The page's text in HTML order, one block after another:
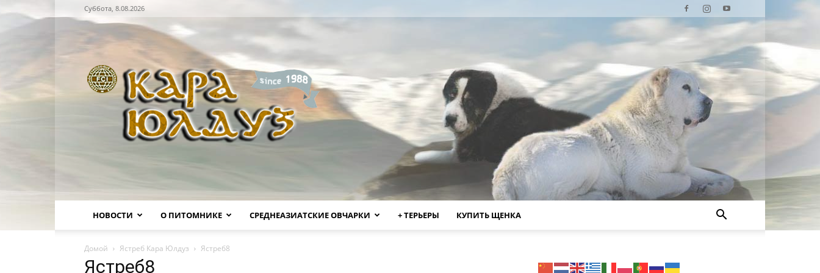
Суббота, 8.08.2026
НОВОСТИ О ПИТОМНИКЕ СРЕДНЕАЗИАТСКИЕ ОВЧАРКИ + ТЕРЬЕРЫ КУПИТЬ ЩЕНКА
Домой Ястреб Кара Юлдуз Ястреб8
Ястреб8